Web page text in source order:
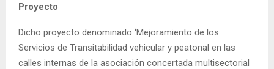
Proyecto
Dicho proyecto denominado ‘Mejoramiento de los
Servicios de Transitabilidad vehicular y peatonal en las
calles internas de la asociación concertada multisectorial